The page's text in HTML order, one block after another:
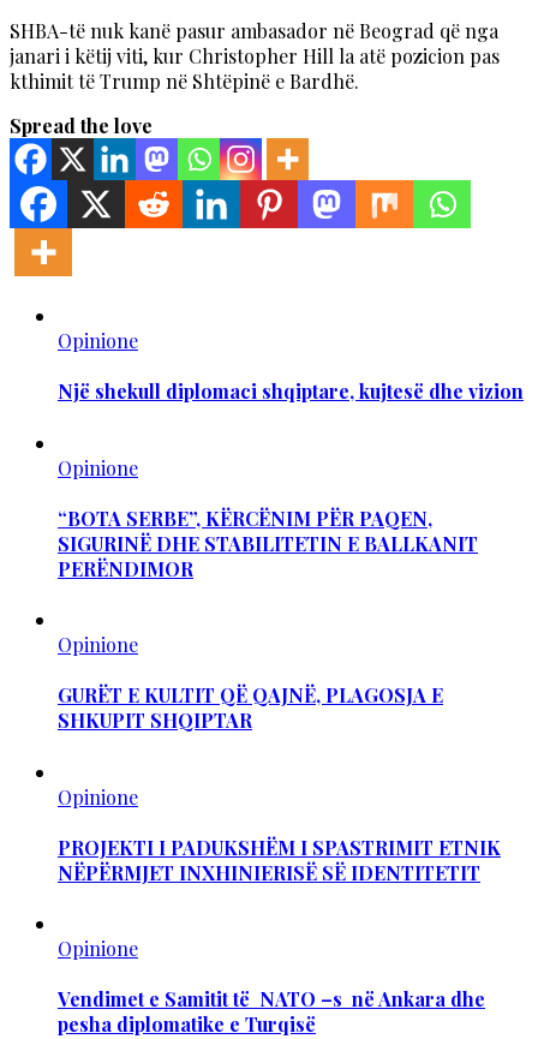
SHBA-të nuk kanë pasur ambasador në Beograd që nga
janari i këtij viti, kur Christopher Hill la atë pozicion pas
kthimit të Trump në Shtëpinë e Bardhë.
Spread the love
Opinione
Një shekull diplomaci shqiptare, kujtesë dhe vizion
Opinione
“BOTA SERBE”, KËRCËNIM PËR PAQEN,
SIGURINË DHE STABILITETIN E BALLKANIT
PERËNDIMOR
Opinione
GURËT E KULTIT QË QAJNË, PLAGOSJA E
SHKUPIT SHQIPTAR
Opinione
PROJEKTI I PADUKSHËM I SPASTRIMIT ETNIK
NËPËRMJET INXHINIERISË SË IDENTITETIT
Opinione
Vendimet e Samitit të NATO –s në Ankara dhe
pesha diplomatike e Turqisë